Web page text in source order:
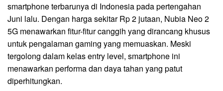
smartphone terbarunya di Indonesia pada pertengahan
Juni lalu. Dengan harga sekitar Rp 2 jutaan, Nubia Neo 2
5G menawarkan fitur-fitur canggih yang dirancang khusus
untuk pengalaman gaming yang memuaskan. Meski
tergolong dalam kelas entry level, smartphone ini
menawarkan performa dan daya tahan yang patut
diperhitungkan.